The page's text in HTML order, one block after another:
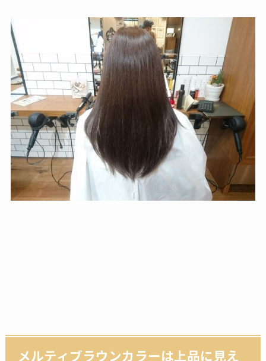
メルティブラウンカラーは上品に見え